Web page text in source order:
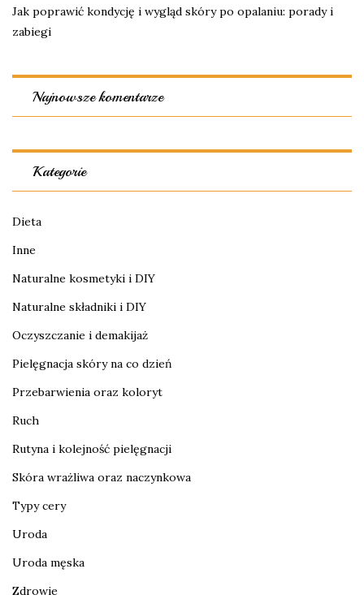
Jak poprawić kondycję i wygląd skóry po opalaniu: porady i
zabiegi
Najnowsze komentarze
Kategorie
Dieta
Inne
Naturalne kosmetyki i DIY
Naturalne składniki i DIY
Oczyszczanie i demakijaż
Pielęgnacja skóry na co dzień
Przebarwienia oraz koloryt
Ruch
Rutyna i kolejność pielęgnacji
Skóra wrażliwa oraz naczynkowa
Typy cery
Uroda
Uroda męska
Zdrowie